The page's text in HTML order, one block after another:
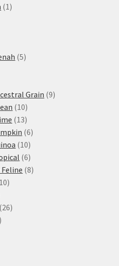
1 1
55
Grain 99
1010
produktů
1313
produktů
66
1010
produktů
66
produktů
88
1010
2626
28